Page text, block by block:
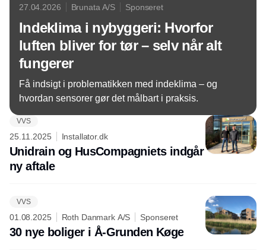
27.04.2026 Brunata A/S Sponseret
Indeklima i nybyggeri: Hvorfor
luften bliver for tør – selv når alt
fungerer
Få indsigt i problematikken med indeklima – og
hvordan sensorer gør det målbart i praksis.
VVS
25.11.2025 Installator.dk
Unidrain og HusCompagniets indgår
ny aftale
VVS
01.08.2025 Roth Danmark A/S Sponseret
30 nye boliger i Å-Grunden Køge